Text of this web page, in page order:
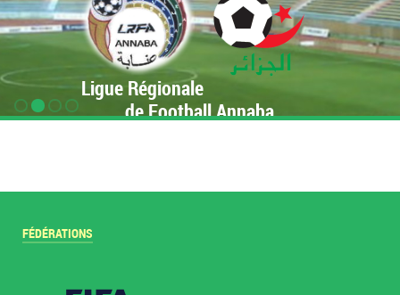
Ligue Régionale
de Football Annaba
FÉDÉRATIONS